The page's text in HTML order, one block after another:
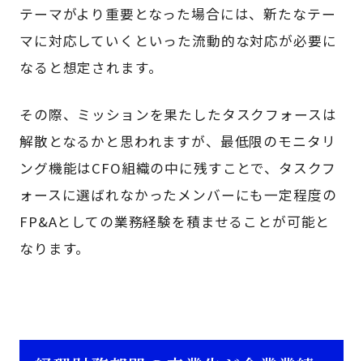
テーマがより重要となった場合には、新たなテー
マに対応していくといった流動的な対応が必要に
なると想定されます。
その際、ミッションを果たしたタスクフォースは
解散となるかと思われますが、最低限のモニタリ
ング機能はCFO組織の中に残すことで、タスクフ
ォースに選ばれなかったメンバーにも一定程度の
FP&Aとしての業務経験を積ませることが可能と
なります。